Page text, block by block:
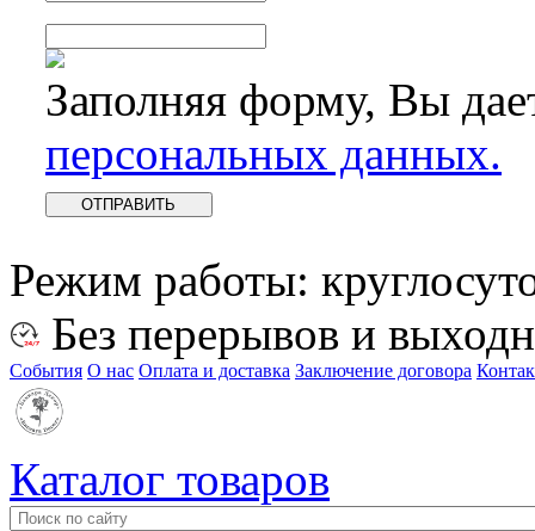
Заполняя форму, Вы
персональных данных.
Режим работы:
Без перерывов и
События О нас Оплата и доставка Заключение договора
Каталог товаров